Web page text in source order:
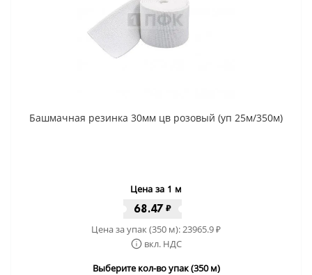
Башмачная резинка 30мм цв розовый (уп 25м/350м)
Цена за 1 м
68.47₽
Цена за упак (350 м):23965.9₽
вкл. НДС
Выберите кол-во упак (350 м)